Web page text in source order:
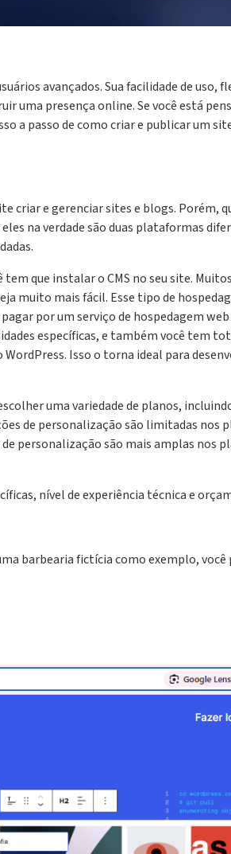
avançados. Sua facilidade de uso,
uma presença online. Se você está
a passo de como criar e publicar um
criar e gerenciar sites e blogs. Porém,
na verdade são duas plataformas
que instalar o CMS no seu site.
muito mais fácil. Esse tipo de
por um serviço de hospedagem
específicas, e também você tem
Isso o torna ideal para
uma variedade de planos,
de personalização são limitadas nos
personalização são mais amplas nos
nível de experiência técnica e
barbearia fictícia como exemplo,